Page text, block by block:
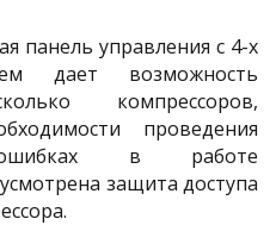
панель управления с 4-х
дает возможность
компрессоров,
проведения
ошибках в работе
защита доступа